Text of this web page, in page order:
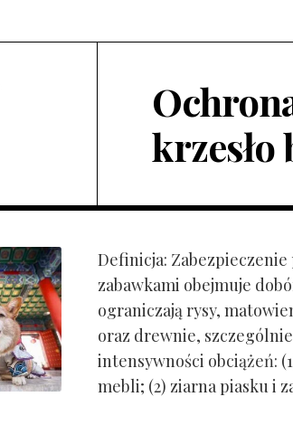
Definicja:
zabawkami obejmuje
ograniczają rysy,
oraz drewnie,
intensywności obciążeń:
mebli; (2) ziarna piasku i